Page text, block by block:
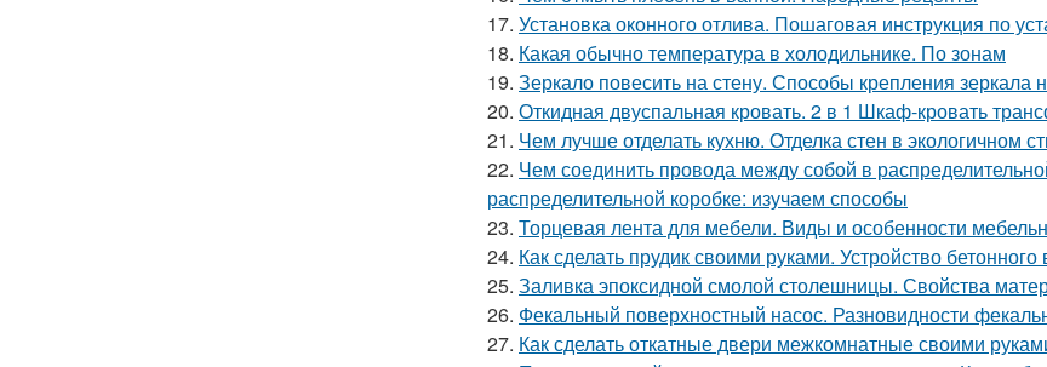
17. Установка оконного отлива. Пошаговая инструкция по
18. Какая обычно температура в холодильнике. По зонам
19. Зеркало повесить на стену. Способы крепления зеркала
20. Откидная двуспальная кровать. 2 в 1 Шкаф-кровать
21. Чем лучше отделать кухню. Отделка стен в экологичном
22. Чем соединить провода между собой в
распределительной коробке: изучаем способы
23. Торцевая лента для мебели. Виды и особенности
24. Как сделать прудик своими руками. Устройство
25. Заливка эпоксидной смолой столешницы. Свойства
26. Фекальный поверхностный насос. Разновидности
27. Как сделать откатные двери межкомнатные своими